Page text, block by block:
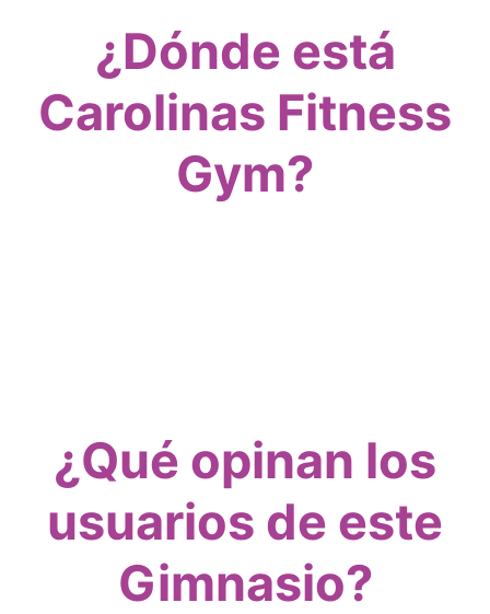
¿Dónde está
Carolinas Fitness
Gym?
¿Qué opinan los
usuarios de este
Gimnasio?